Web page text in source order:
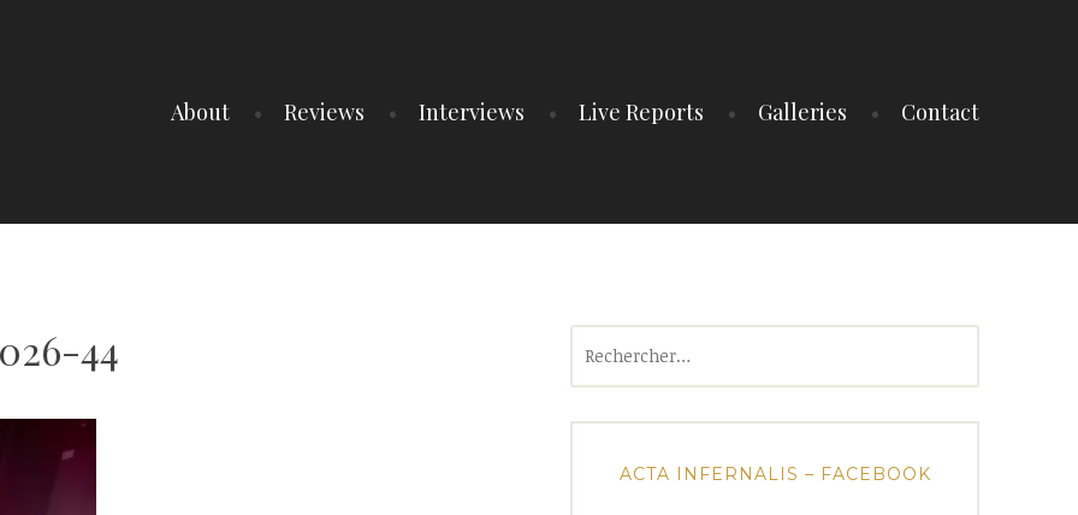
About Reviews Interviews Live Reports Galleries Contact
44
ACTA INFERNALIS – FACEBOOK